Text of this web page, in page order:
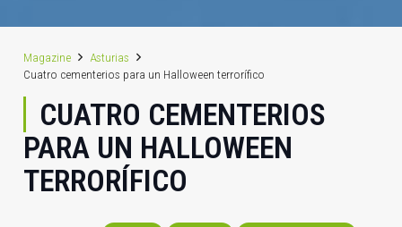
Magazine
Asturias
Cuatro cementerios para un Halloween terrorífico
CUATRO CEMENTERIOS
PARA UN HALLOWEEN
TERRORÍFICO